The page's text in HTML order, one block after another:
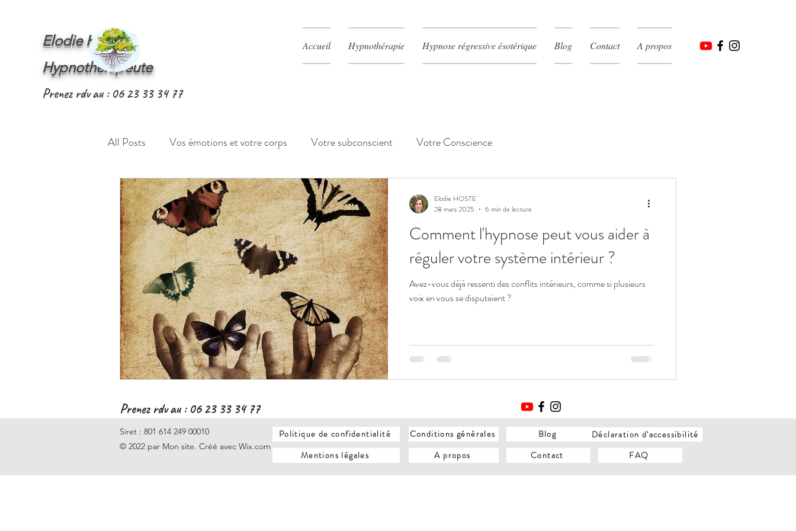
Elodie HOSTE
Hypnothérapeute
Prenez rdv au : 06 23 33 34 77
Accueil Hypnothérapie Hypnose régressive ésotérique Blog Contact A propos
All Posts Vos émotions et votre corps Votre subconscient Votre Conscience
Comment l'hypnose peut vous aider à
réguler votre système intérieur ?
Avez-vous déjà ressenti des conflits intérieurs, comme si plusieurs
voix en vous se disputaient ?
Elodie HOSTE
28 mars 2025
6 min de lecture
Prenez rdv au : 06 23 33 34 77
Politique de confidentialité
Mentions légales
Conditions générales Blog
Déclaration d'accessibilité
A propos
Contact FAQ
Siret : 801 614 249 00010
© 2022 par Mon site. Créé avec Wix.com